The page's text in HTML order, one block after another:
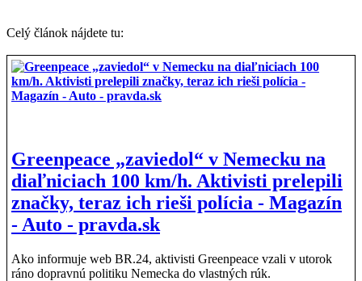
Celý článok nájdete tu:
Greenpeace „zaviedol“ v Nemecku na
diaľniciach 100 km/h. Aktivisti prelepili
značky, teraz ich rieši polícia - Magazín
- Auto - pravda.sk
Ako informuje web BR.24, aktivisti Greenpeace vzali v utorok
ráno dopravnú politiku Nemecka do vlastných rúk.